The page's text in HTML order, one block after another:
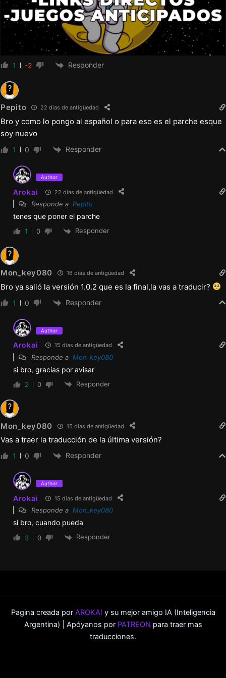
secuencia al ver la escena de sexo de
Courtney antes de tiempo
– Se corrigió un pequeño error en las
cinemáticas durante el evento del Año
– Corrección de errores menores/errores
tipográficos
1 -2 Responder
Pepito 22 dias de antigüedad
Bro y como lo pongo al español o para eso es el parche esque
soy nuevo
1 0 Responder
Author
Arokai 22 dias de antigüedad
Responde a Pepito
tenes que poner el parche
1 0 Responder
Mon_key080 16 dias de antigüedad
Bro ya salió la versión 1.0.2 que es la final,la vas a traducir?
1 0 Responder
Author
Arokai 15 dias de antigüedad
Responde a Mon_key080
si bro, gracias por avisar
2 0 Responder
Mon_key080 15 dias de antigüedad
Vas a traer la traducción de la última versión?
1 0 Responder
Author
Arokai 15 dias de antigüedad
Responde a Mon_key080
si bro, cuando pueda
3 0 Responder
Pagina creada por AROKAI y su mejor amigo IA (Inteligencia
Argentina) | Apóyanos por PATREON para traer mas
traducciones.